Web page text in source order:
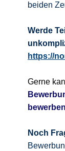
beiden
Werde
https://
Gerne
bewerben
Noch